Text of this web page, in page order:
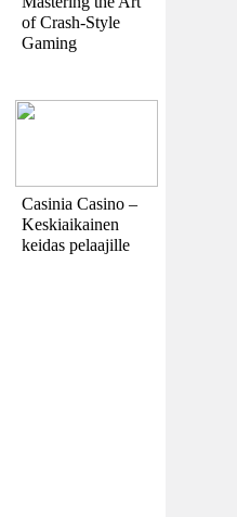
of Crash-Style
Gaming
Casinia Casino –
Keskiaikainen
keidas pelaajille